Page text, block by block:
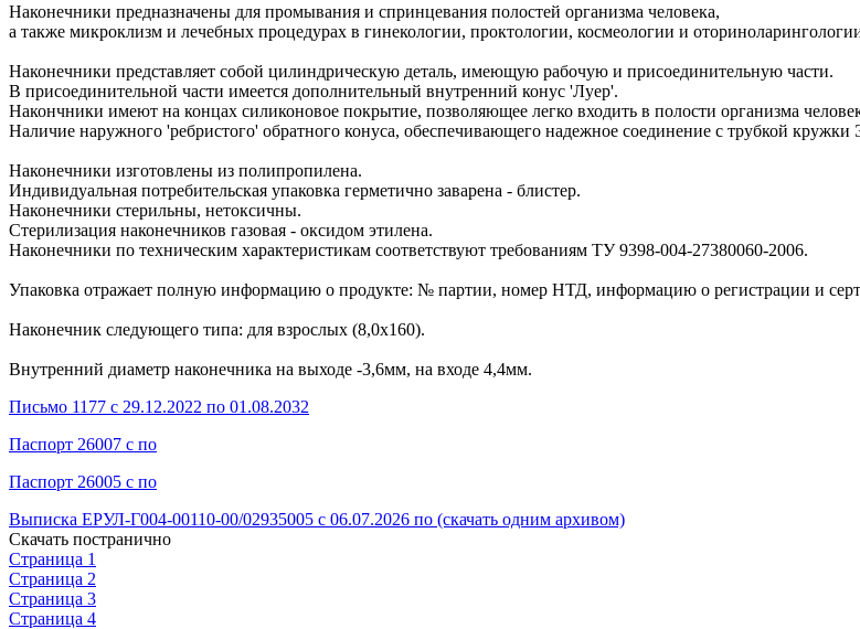
Наконечники предназначены для промывания и спринцевания полостей организма человека,
а также микроклизм и лечебных процедурах в гинекологии, проктологии, космеологии и
Наконечники представляет собой цилиндрическую деталь, имеющую рабочую и присоединительную части.
В присоединительной части имеется дополнительный внутренний конус 'Луер'.
Накончники имеют на концах силиконовое покрытие, позволяющее легко входить в полости организма
Наличие наружного 'ребристого' обратного конуса, обеспечивающего надежное соединение с трубкой кружки
Наконечники изготовлены из полипропилена.
Индивидуальная потребительская упаковка герметично заварена - блистер.
Наконечники стерильны, нетоксичны.
Стерилизация наконечников газовая - оксидом этилена.
Наконечники по техническим характеристикам соответствуют требованиям ТУ 9398-004-27380060-2006.
Упаковка отражает полную информацию о продукте: № партии, номер НТД, информацию о регистрации и
Наконечник следующего типа: для взрослых (8,0х160).
Внутренний диаметр наконечника на выходе -3,6мм, на входе 4,4мм.
Письмо 1177 с 29.12.2022 по 01.08.2032
Паспорт 26007 с по
Паспорт 26005 с по
Выписка ЕРУЛ-Г004-00110-00/02935005 с 06.07.2026 по (скачать одним архивом)
Скачать постранично
Страница 1
Страница 2
Страница 3
Страница 4